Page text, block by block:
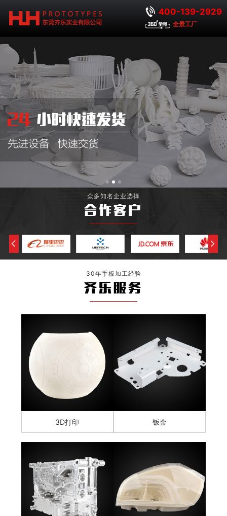
400-139-2929
全景工厂
众多知名企业选择
合作客户
30年手板加工经验
齐乐服务
3D打印 钣金